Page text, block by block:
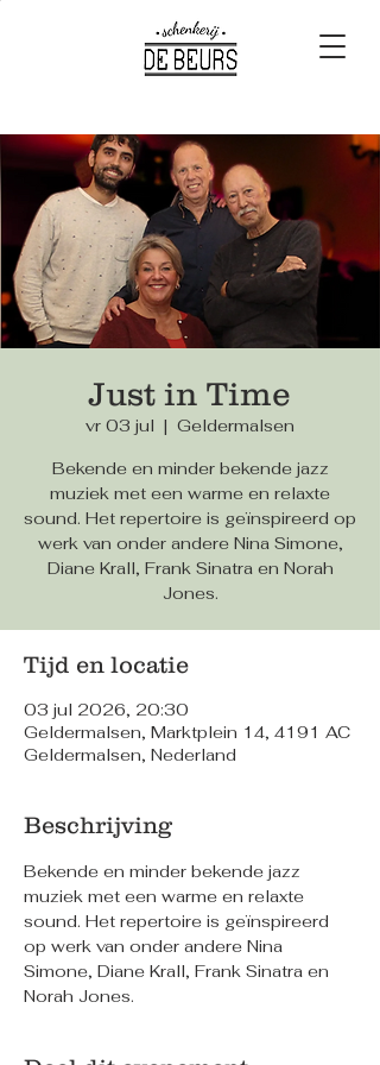
Just in Time
vr 03 jul
  |
Geldermalsen
Bekende en minder bekende jazz
muziek met een warme en relaxte
sound. Het repertoire is geïnspireerd op
werk van onder andere Nina Simone,
Diane Krall, Frank Sinatra en Norah
Jones.
Tijd en locatie
03 jul 2026, 20:30
Geldermalsen, Marktplein 14, 4191 AC
Geldermalsen, Nederland
Beschrijving
Bekende en minder bekende jazz
muziek met een warme en relaxte
sound. Het repertoire is geïnspireerd
op werk van onder andere Nina
Simone, Diane Krall, Frank Sinatra en
Norah Jones.